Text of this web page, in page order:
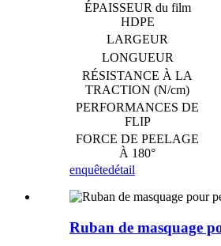
ÉPAISSEUR du film
HDPE
LARGEUR
LONGUEUR
RÉSISTANCE À LA
TRACTION (N/cm)
PERFORMANCES DE
FLIP
FORCE DE PEELAGE
À 180°
enquêtedétail
Ruban de masquage